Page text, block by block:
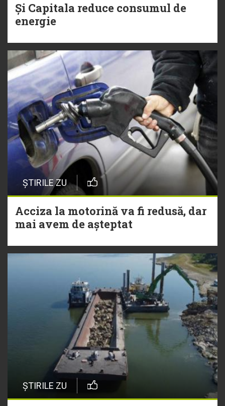
Și Capitala reduce consumul de
energie
ȘTIRILE ZU
Acciza la motorină va fi redusă, dar
mai avem de așteptat
ȘTIRILE ZU